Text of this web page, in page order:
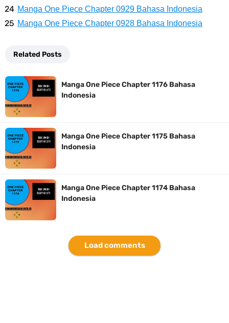
Resep Roti Panggang, Sangat Mudah Untuk Menjadi Cemilan
Samudra Hindia
Cara Bayar Akulaku Lewat Gopay, Sangat Mudah Dan Tidak Ribet
Sama Sekali
7 Fakta Queen One Piece, All Star Yang Jadi Penanggung Jawab
Penjara Udon
7 Fakta Brook One Piece, Mantan Kapten Yang Poster Bountynya
Poster Konser
Manga One Piece Chapter 0929 Bahasa Indonesia
Manga One Piece Chapter 0928 Bahasa Indonesia
Related Posts
Manga One Piece Chapter 1176 Bahasa
Indonesia
Manga One Piece Chapter 1175 Bahasa
Indonesia
Manga One Piece Chapter 1174 Bahasa
Indonesia
Load comments